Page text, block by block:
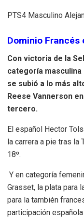
PTS4 Masculino
Dominio Francés
Con victoria de la
categoría
se subió a lo más
Reese Vannerson
tercero.
El español Hector
la carrera a pie tras la
18º.
Y en categoría
Grasset, la plata para
para la también
participación